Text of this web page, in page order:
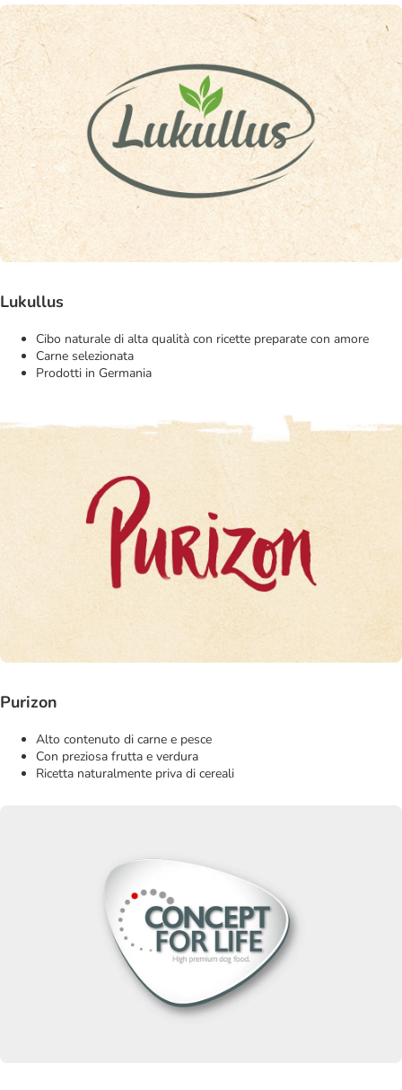
Lukullus
Cibo naturale di alta qualità con ricette preparate con amore
Carne selezionata
Prodotti in Germania
Purizon
Alto contenuto di carne e pesce
Con preziosa frutta e verdura
Ricetta naturalmente priva di cereali